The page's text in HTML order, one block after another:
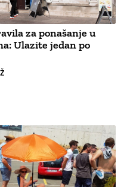
za ponašanje u
Ulazite jedan po